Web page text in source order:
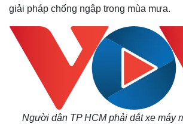
giải pháp chống ngập trong mùa mưa.
Người dân TP HCM phải dắt xe máy